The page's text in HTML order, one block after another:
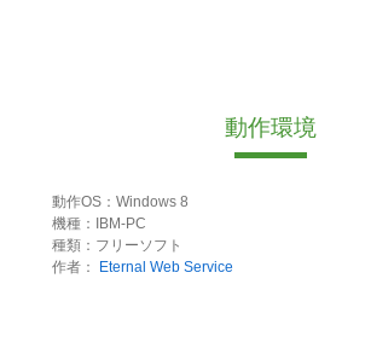
動作環境
動作OS：Windows 8
機種：IBM-PC
種類：フリーソフト
作者：
Eternal Web Service